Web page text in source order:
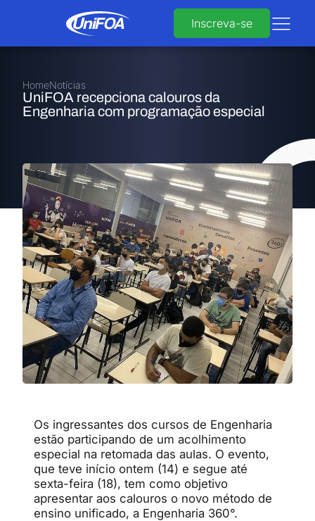
Inscreva-se
HomeNotícias
UniFOA recepciona calouros da
Engenharia com programação especial
Os ingressantes dos cursos de Engenharia
estão participando de um acolhimento
especial na retomada das aulas. O evento,
que teve início ontem (14) e segue até
sexta-feira (18), tem como objetivo
apresentar aos calouros o novo método de
ensino unificado, a Engenharia 360°.